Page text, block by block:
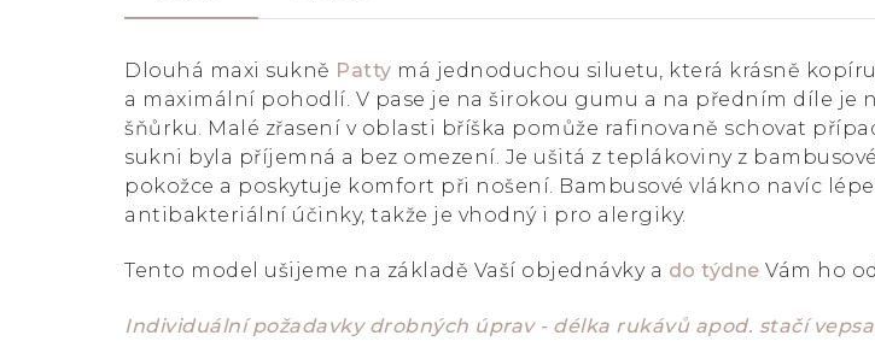
Dlouhá maxi sukně Patty má jednoduchou siluetu, která krásně
a maximální pohodlí. V pase je na širokou gumu a na předním díle je
šňůrku. Malé zřasení v oblasti bříška pomůže rafinovaně schovat
sukni byla příjemná a bez omezení. Je ušitá z teplákoviny z
pokožce a poskytuje komfort při nošení. Bambusové vlákno navíc
antibakteriální účinky, takže je vhodný i pro alergiky.
Tento model ušijeme na základě Vaší objednávky a do týdne Vám ho
Individuální požadavky drobných úprav - délka rukávů apod. stačí